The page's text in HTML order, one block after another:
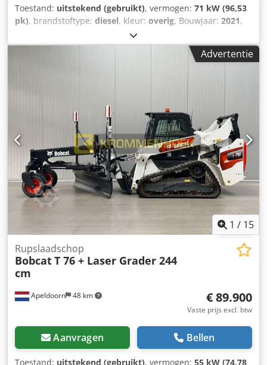
Toestand: uitstekend (gebruikt), vermogen: 71 kW (96,53
pk), brandstoftype: diesel, kleur: overig, Bouwjaar: 2021,
, Uitrusting:
Bouwjaar: 2021 Leeggewicht: 5.863 kg Afmetingen (L x B x
H): 390 x 215 x 212 cm Besturing: Boksturing Motortype:
Werklamp(en) - Rubberen rupsen - High Flow -
Hydraulische snelwissel - Radio = Opmerkingen =
Aandrijflijn Emissiestap/Stage: Stage IV / Tier IV final
Algemeen Dedpfxsyc Nxto Af Ejkr Productieland: VS Staat
CE-type: CE High Flow extra hydrauliek, 2 rijmodi,
rijwerkvering, extra werklampen, hydraulische snelwissel,
radio, luchtgeveerde stoel, originele lak!
Advertentie
1 / 15
Apeldoorn 48 km
Rupslaadschop
BobcatT 76 + Laser Grader 244
cm
€ 89.900
Vaste prijs excl. btw
Aanvragen Bellen
Toestand: uitstekend (gebruikt), vermogen: 55 kW (74,78